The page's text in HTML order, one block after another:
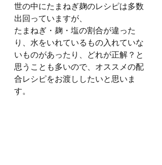
世の中にたまねぎ麹のレシピは多数
出回っていますが、
たまねぎ・麹・塩の割合が違った
り、水をいれているもの入れていな
いものがあったり、どれが正解？と
思うことも多いので、オススメの配
合レシピをお渡ししたいと思いま
す。